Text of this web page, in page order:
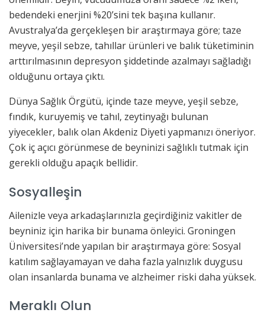
bedendeki enerjini %20’sini tek başına kullanır.
Avustralya’da gerçekleşen bir araştırmaya göre; taze
meyve, yeşil sebze, tahıllar ürünleri ve balık tüketiminin
arttırılmasının depresyon şiddetinde azalmayı sağladığı
olduğunu ortaya çıktı.
Dünya Sağlık Örgütü, içinde taze meyve, yeşil sebze,
fındık, kuruyemiş ve tahıl, zeytinyağı bulunan
yiyecekler, balık olan Akdeniz Diyeti yapmanızı öneriyor.
Çok iç açıcı görünmese de beyninizi sağlıklı tutmak için
gerekli olduğu apaçık bellidir.
Sosyalleşin
Ailenizle veya arkadaşlarınızla geçirdiğiniz vakitler de
beyniniz için harika bir bunama önleyici. Groningen
Üniversitesi’nde yapılan bir araştırmaya göre: Sosyal
katılım sağlayamayan ve daha fazla yalnızlık duygusu
olan insanlarda bunama ve alzheimer riski daha yüksek.
Meraklı Olun